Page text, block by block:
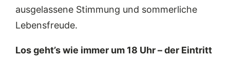
ausgelassene Stimmung und sommerliche
Lebensfreude.
Los geht’s wie immer um 18 Uhr – der Eintritt